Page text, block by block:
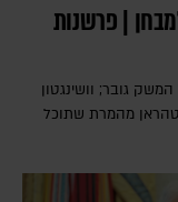
| פרשנות
גובר; וושינגטון
מהמרת שתוכל